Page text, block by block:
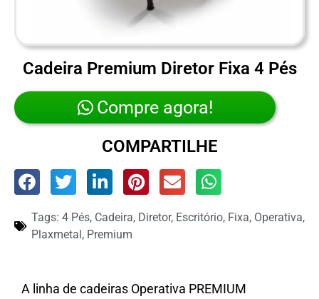
Cadeira Premium Diretor Fixa 4 Pés
Compre agora!
COMPARTILHE
Tags: 4 Pés, Cadeira, Diretor, Escritório, Fixa, Operativa,
Plaxmetal, Premium
A linha de cadeiras Operativa PREMIUM